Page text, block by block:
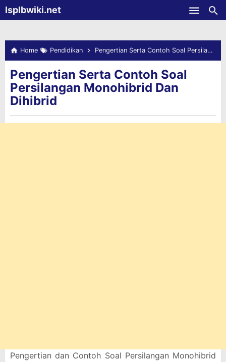
-->Isplbwiki.net
Home Pendidikan Pengertian Serta Contoh Soal Persilangan Monohibrid Dan Dihibrid
Pengertian Serta Contoh Soal
Persilangan Monohibrid Dan
Dihibrid
Pengertian dan Contoh Soal Persilangan Monohibrid